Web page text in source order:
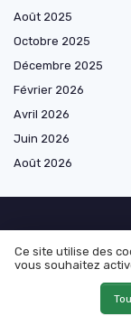
Août 2025
Octobre 2025
Décembre 2025
Février 2026
Avril 2026
Juin 2026
Août 2026
Shopping
Orthopédie et maintien
Ce site utilise des
vous souhaitez